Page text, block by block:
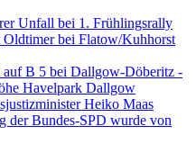
Unfall bei 1. Frühlingsrally
bei Flatow/Kuhhorst
B 5 bei Dallgow-Döberitz -
Havelpark Dallgow
Heiko Maas
der Bundes-SPD wurde von